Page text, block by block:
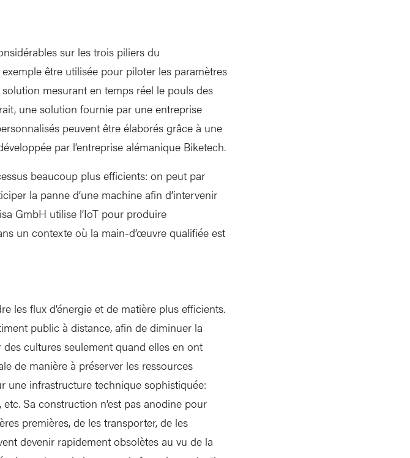
sur les trois piliers du
être utilisée pour piloter les paramètres
mesurant en temps réel le pouls des
une solution fournie par une entreprise
peuvent être élaborés grâce à une
par l’entreprise alémanique Biketech.
beaucoup plus efficients: on peut par
la panne d’une machine afin d’intervenir
GmbH utilise l’IoT pour produire
un contexte où la main-d’œuvre qualifiée est
les flux d’énergie et de matière plus efficients.
public à distance, afin de diminuer la
des cultures seulement quand elles en ont
de manière à préserver les ressources
une infrastructure technique sophistiquée:
Sa construction n’est pas anodine pour
premières, de les transporter, de les
devenir rapidement obsolètes au vu de la